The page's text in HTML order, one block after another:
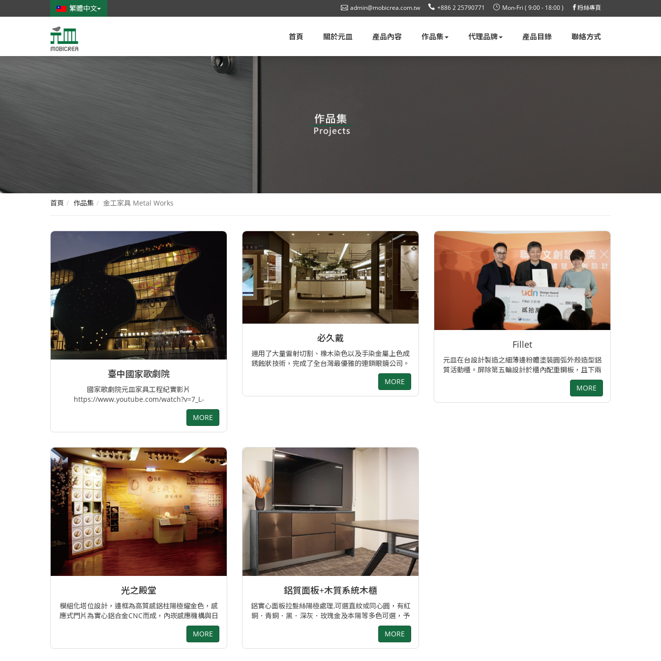
繁體中文 admin@mobicrea.com.tw +886 2 25790771 Mon-Fri ( 9:00 - 18:00 ) 粉絲專頁
元
皿
具
公
司
首頁 關於元皿 產品內容 作品集 代理品牌 產品目錄 聯絡方式
首頁 作品集 金工家具 Metal Works
臺中國家歌劇院
國家歌劇院元皿家具工程紀實影片
https://www.youtube.com/watch?v=7_L-
RBofLnE&feature=youtu.be 標籤
MORE
必久戴
運用了大量雷射切割、橡木染色以及手染金屬上色成
銹蝕狀技術，完成了全台灣最優雅的連鎖眼鏡公司。
MORE
Fillet
元皿在台設計製造之細薄邊粉體塗裝圓弧外殼造型鋁
質活動櫃。屏除第五輪設計於櫃內配重鋼板，且下兩
抽具互鎖功能，移動或同時打開時不傾倒。三抽屜面
板均為6mm實心鋁板，表面拉髮絲線後作陽極處裡。
共有三個顏色可供選擇：白色外殼深灰色面板、深灰
MORE
光之殿堂
模組化塔位設計，邊框為高質感鋁柱陽極耀金色，感
應式門片為實心鋁合金CNC而成，內崁感應機構與日
本藝師製作花樣陶瓷片，搭配光條，塑造神聖且寧靜
MORE
鋁質面板+木質系統木櫃
鋁實心面板拉髮絲陽極處理,可選直紋或同心圓，有紅
銅．青銅．黑．深灰．玫瑰金及本陽等多色可選，予
MORE